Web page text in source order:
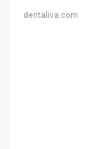
dentaliva.com